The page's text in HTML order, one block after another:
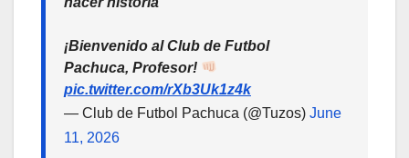
¡Bienvenido al Club de Futbol
Pachuca, Profesor!
pic.twitter.com/rXb3Uk1z4k
— Club de Futbol Pachuca (@Tuzos) June
11, 2026